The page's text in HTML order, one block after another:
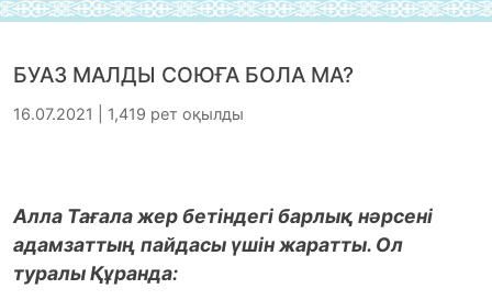
БУАЗ МАЛДЫ СОЮҒА БОЛА МА?
16.07.2021 | 1,419 рет оқылды
Алла Тағала жер бетіндегі барлық нәрсені
адамзаттың пайдасы үшін жаратты. Ол
туралы Құранда: